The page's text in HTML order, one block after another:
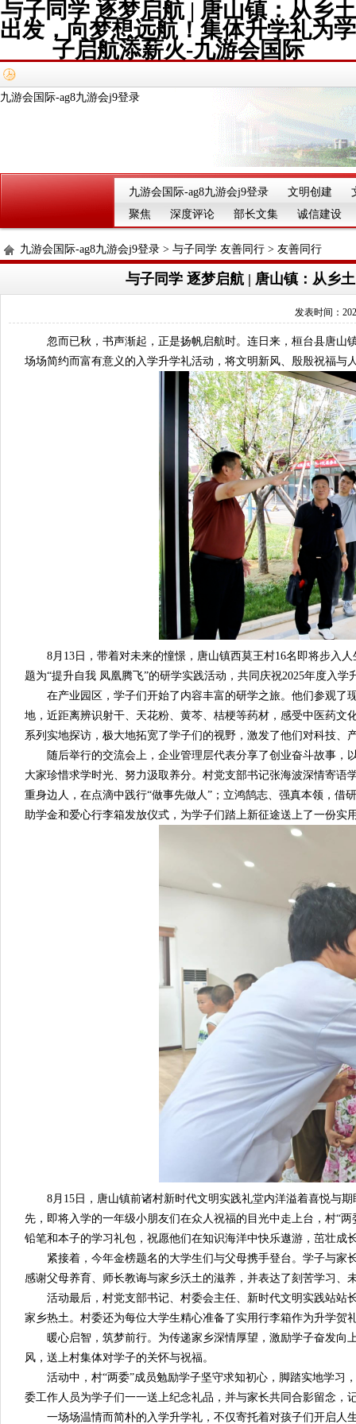
与子同学 逐梦启航 | 唐山镇：从乡土
出发，向梦想远航！集体升学礼为学
子启航添薪火-九游会国际
九游会国际-ag8九游会j9登录
九游会国际-ag8九游会j9登录 文明创建
聚焦
深度评论 部长文集 诚信建设
九游会国际-ag8九游会j9登录 > 与子同学 友善同行 > 友善同行
与子同学 逐梦启航 | 唐山镇：从乡
发表时间：
忽而已秋，书声渐起，正是扬帆启航时。连日来，桓台县唐山
场场简约而富有意义的入学升学礼活动，将文明新风、殷殷祝福与
8月13日，带着对未来的憧憬，唐山镇西莫王村16名即将步入人
题为“提升自我 凤凰腾飞”的研学实践活动，共同庆祝2025年度入学
在产业园区，学子们开始了内容丰富的研学之旅。他们参观了
地，近距离辨识射干、天花粉、黄芩、桔梗等药材，感受中医药
系列实地探访，极大地拓宽了学子们的视野，激发了他们对科技、
随后举行的交流会上，企业管理层代表分享了创业奋斗故事，
大家珍惜求学时光、努力汲取养分。村党支部书记张海波深情寄
重身边人，在点滴中践行“做事先做人”；立鸿鹄志、强真本领，
助学金和爱心行李箱发放仪式，为学子们踏上新征途送上了一份实
8月15日，唐山镇前诸村新时代文明实践礼堂内洋溢着喜悦与期
先，即将入学的一年级小朋友们在众人祝福的目光中走上台，村“
铅笔和本子的学习礼包，祝愿他们在知识海洋中快乐遨游，茁壮成
紧接着，今年金榜题名的大学生们与父母携手登台。学子与家
感谢父母养育、师长教诲与家乡沃土的滋养，并表达了刻苦学习、
活动最后，村党支部书记、村委会主任、新时代文明实践站站
家乡热土。村委还为每位大学生精心准备了实用行李箱作为升学
暖心启智，筑梦前行。为传递家乡深情厚望，激励学子奋发向上
风，送上村集体对学子的关怀与祝福。
活动中，村“两委”成员勉励学子坚守求知初心，脚踏实地学习
委工作人员为学子们一一送上纪念礼品，并与家长共同合影留念，
一场场温情而简朴的入学升学礼，不仅寄托着对孩子们开启人